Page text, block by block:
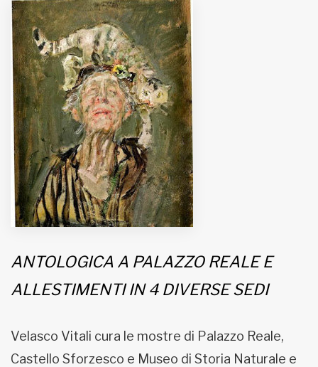
MUNICIPI
Inviateci le vostre segnalazioni
Iscriviti alla newsletter
www.viveremilano.info
Fondato e diretto da Enzo De
Bernardis
EDB edizioni - Via Brivio angolo C.
Imbonati, 89 20159 Milano (Italia)
ANTOLOGICA A PALAZZO REALE E
ALLESTIMENTI IN 4 DIVERSE SEDI
Velasco Vitali cura le mostre di Palazzo Reale,
Castello Sforzesco e Museo di Storia Naturale e